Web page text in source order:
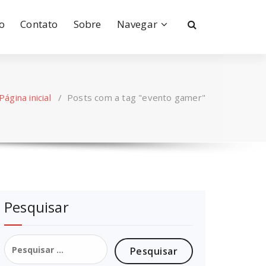
Contato Sobre Navegar
inicial / Posts com a tag "evento gamer"
Pesquisar
Pesquisar
por: